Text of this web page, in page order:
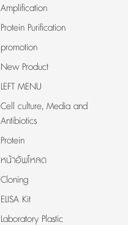
Amplification
Protein Purification
promotion
New Product
LEFT MENU
Cell culture, Media and
Antibiotics
Protein
หน้าอัพโหลด
Cloning
ELISA Kit
Laboratory Plastic